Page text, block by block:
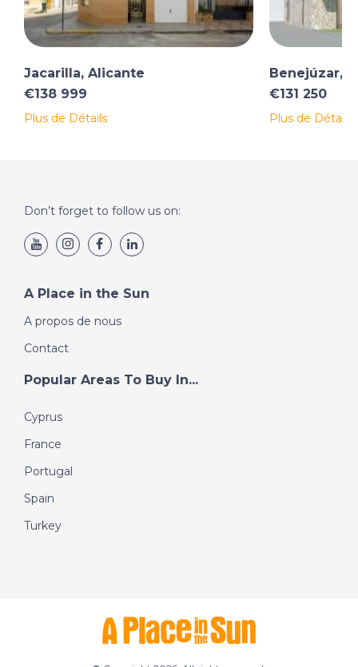
Jacarilla, Alicante
€138 999
Plus de Détails
Benejúzar,
€131 250
Plus de Détails
Don’t forget to follow us on:
A Place in the Sun
A propos de nous
Contact
Popular Areas To Buy In...
Cyprus
France
Portugal
Spain
Turkey